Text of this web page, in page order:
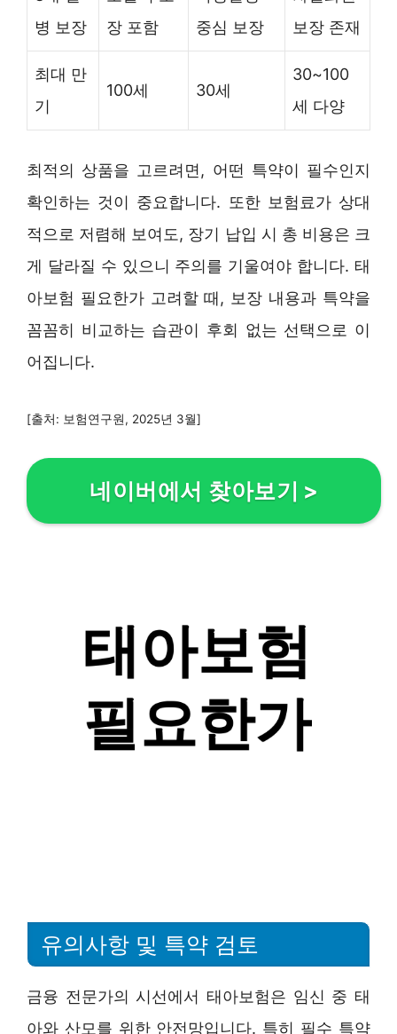
병 보장
장 포함
중심 보장
보장 존재
최대 만
기
100세 30세
30~100
세 다양
최적의 상품을 고르려면, 어떤 특약이 필수인지
확인하는 것이 중요합니다. 또한 보험료가 상대
적으로 저렴해 보여도, 장기 납입 시 총 비용은 크
게 달라질 수 있으니 주의를 기울여야 합니다. 태
아보험 필요한가 고려할 때, 보장 내용과 특약을
꼼꼼히 비교하는 습관이 후회 없는 선택으로 이
어집니다.
[출처: 보험연구원, 2025년 3월]
네이버에서 찾아보기 >
유의사항 및 특약 검토
금융 전문가의 시선에서 태아보험은 임신 중 태
아와 산모를 위한 안전망입니다. 특히 필수 특약